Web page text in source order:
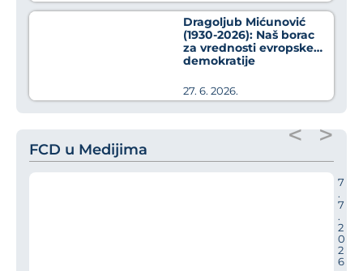
Dragoljub Mićunović
(1930-2026): Naš borac
za vrednosti evropske
demokratije
27. 6. 2026.
FCD u Medijima
7
.
7
.
2
0
2
6
< >